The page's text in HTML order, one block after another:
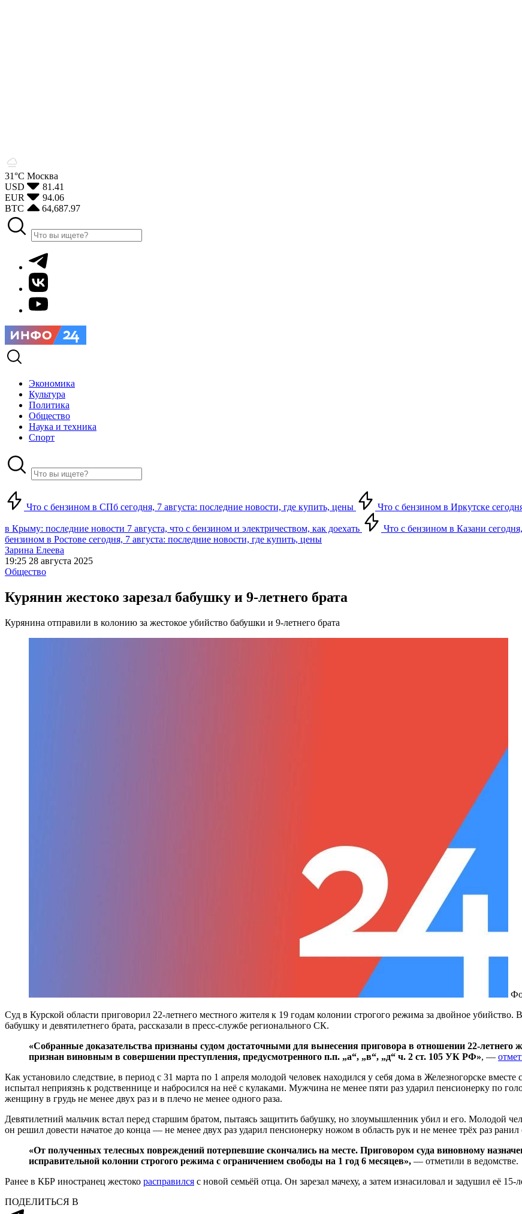
31°С Москва
USD
81.41
EUR
94.06
BTC
64,687.97
Экономика
Культура
Политика
Общество
Наука и техника
Спорт
Что с бензином в СПб сегодня, 7 августа: последние новости, где купить, цены Что с бензином в Иркутске
в Крыму: последние новости 7 августа, что с бензином и электричеством, как доехать Что с бензином в Казани
бензином в Ростове сегодня, 7 августа: последние новости, где купить, цены
Зарина Елеева
19:25 28 августа 2025
Общество
Курянин жестоко зарезал бабушку и 9-летнего брата
Курянина отправили в колонию за жестокое убийство бабушки и 9-летнего брата
Суд в Курской области приговорил 22-летнего местного жителя к 19 годам колонии строгого режима за двойное убийство.
бабушку и девятилетнего брата, рассказали в пресс-службе регионального СК.
«Собранные доказательства признаны судом достаточными для вынесения приговора в отношении 22-летнего
признан виновным в совершении преступления, предусмотренного п.п. „а“, „в“, „д“ ч. 2 ст. 105 УК РФ», —
Как установило следствие, в период с 31 марта по 1 апреля молодой человек находился у себя дома в Железногорске
испытал неприязнь к родственнице и набросился на неё с кулаками. Мужчина не менее пяти раз ударил пенсионерку по
женщину в грудь не менее двух раз и в плечо не менее одного раза.
Девятилетний мальчик встал перед старшим братом, пытаясь защитить бабушку, но злоумышленник убил и его. Молодой
он решил довести начатое до конца — не менее двух раз ударил пенсионерку ножом в область рук и не менее трёх раз ранил
«От полученных телесных повреждений потерпевшие скончались на месте. Приговором суда виновному
исправительной колонии строгого режима с ограничением свободы на 1 год 6 месяцев», — отметили в ведомстве.
Ранее в КБР иностранец жестоко расправился с новой семьёй отца. Он зарезал мачеху, а затем изнасиловал и задушил её
ПОДЕЛИТЬСЯ В